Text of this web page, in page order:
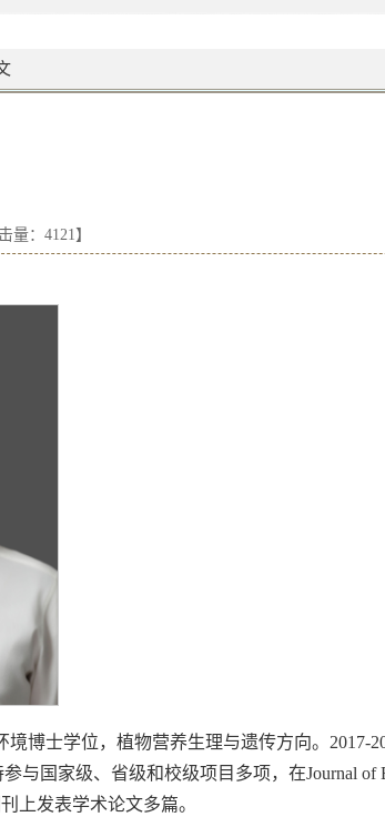
量： 4121】
博士学位，植物营养生理与遗传方向。2017-
国家级、省级和校级项目多项，在Journal of
上发表学术论文多篇。